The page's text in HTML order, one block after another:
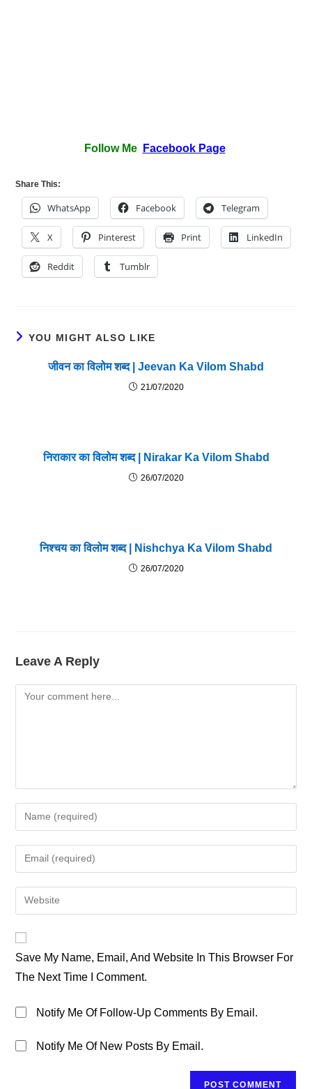
Follow Me Facebook Page
Share This:
WhatsApp Facebook Telegram
X Pinterest Print LinkedIn
Reddit Tumblr
YOU MIGHT ALSO LIKE
जीवन का विलोम शब्द | Jeevan Ka Vilom Shabd
21/07/2020
निराकार का विलोम शब्द | Nirakar Ka Vilom Shabd
26/07/2020
निश्चय का विलोम शब्द | Nishchya Ka Vilom Shabd
26/07/2020
Leave A Reply
Comment
Enter
Your
Name
Or
To
Comment
Enter
Your
Email
Address
Enter
Your
URL
(optional)
Save My Name, Email, And Website In This Browser For
The Next Time I Comment.
Notify Me Of Follow-Up Comments By Email.
Notify Me Of New Posts By Email.